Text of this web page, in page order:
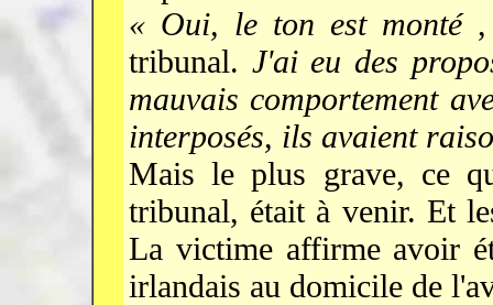
« Oui, le ton est monté
tribunal. J'ai eu des
mauvais comportement
interposés, ils avaient
Mais le plus grave, ce
tribunal, était à venir. Et
La victime affirme avoir
irlandais au domicile de